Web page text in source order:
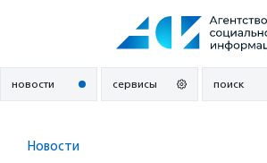
новости сервисы поиск
Новости